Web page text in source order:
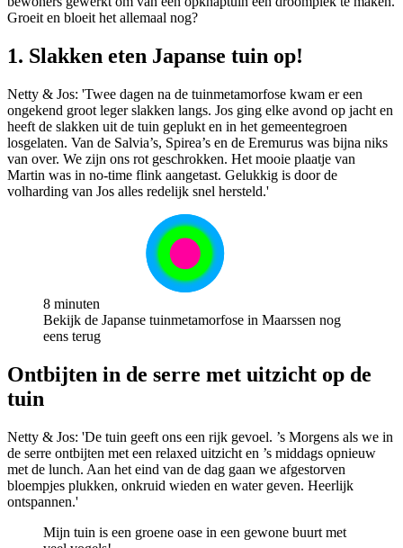
Groeit en bloeit het allemaal nog?
1. Slakken eten Japanse tuin op!
Netty & Jos: 'Twee dagen na de tuinmetamorfose kwam er een
ongekend groot leger slakken langs. Jos ging elke avond op jacht en
heeft de slakken uit de tuin geplukt en in het gemeentegroen
losgelaten. Van de Salvia’s, Spirea’s en de Eremurus was bijna niks
van over. We zijn ons rot geschrokken. Het mooie plaatje van
Martin was in no-time flink aangetast. Gelukkig is door de
volharding van Jos alles redelijk snel hersteld.'
8 minuten
Bekijk de Japanse tuinmetamorfose in Maarssen nog
eens terug
Ontbijten in de serre met uitzicht op de
tuin
Netty & Jos: 'De tuin geeft ons een rijk gevoel. ’s Morgens als we in
de serre ontbijten met een relaxed uitzicht en ’s middags opnieuw
met de lunch. Aan het eind van de dag gaan we afgestorven
bloempjes plukken, onkruid wieden en water geven. Heerlijk
ontspannen.'
Mijn tuin is een groene oase in een gewone buurt met